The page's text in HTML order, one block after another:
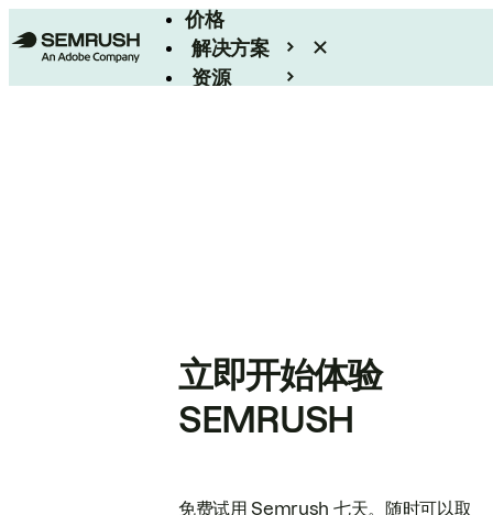
价格
解决方案
资源
立即开始体验
SEMRUSH
免费试用 Semrush 七天。随时可以取